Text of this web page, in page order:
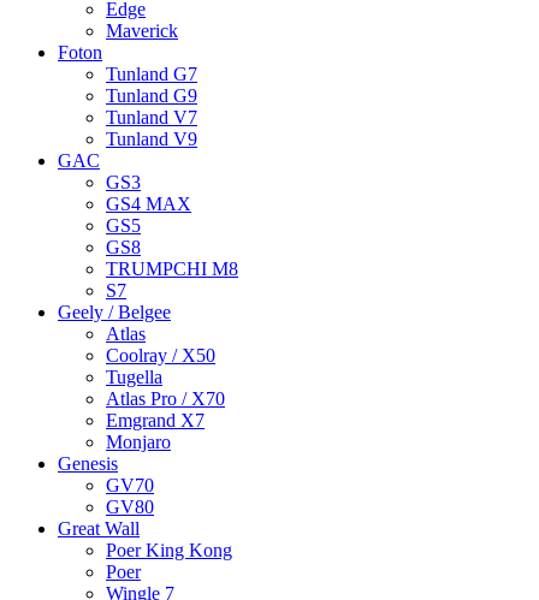
Edge
Maverick
Foton
Tunland G7
Tunland G9
Tunland V7
Tunland V9
GAC
GS3
GS4 MAX
GS5
GS8
TRUMPCHI M8
S7
Geely / Belgee
Atlas
Coolray / X50
Tugella
Atlas Pro / X70
Emgrand X7
Monjaro
Genesis
GV70
GV80
Great Wall
Poer King Kong
Poer
Wingle 7